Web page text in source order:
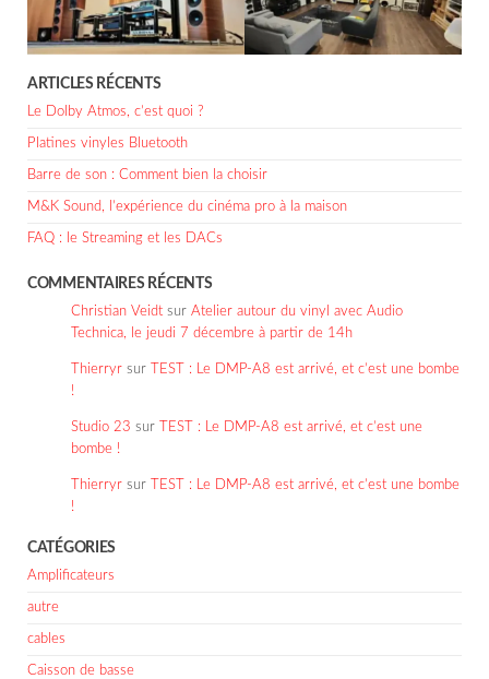
ARTICLES RÉCENTS
Le Dolby Atmos, c’est quoi ?
Platines vinyles Bluetooth
Barre de son : Comment bien la choisir
M&K Sound, l’expérience du cinéma pro à la maison
FAQ : le Streaming et les DACs
COMMENTAIRES RÉCENTS
Christian Veidt sur Atelier autour du vinyl avec Audio
Technica, le jeudi 7 décembre à partir de 14h
Thierryr sur
TEST : Le DMP-A8 est arrivé, et c’est une bombe
!
Studio 23 sur
TEST : Le DMP-A8 est arrivé, et c’est une
bombe !
Thierryr sur
TEST : Le DMP-A8 est arrivé, et c’est une bombe
!
CATÉGORIES
Amplificateurs
autre
cables
Caisson de basse